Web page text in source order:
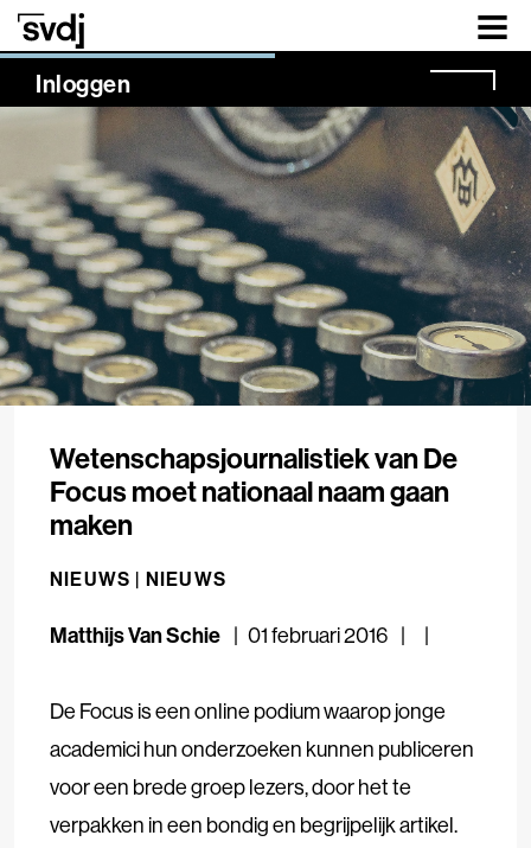
Naar hoofdinhoud
Inloggen
NaN%
Wetenschapsjournalistiek van De
Focus moet nationaal naam gaan
maken
NIEUWS | NIEUWS
Matthijs Van Schie 01 februari 2016
De Focus is een online podium waarop jonge
academici hun onderzoeken kunnen publiceren
voor een brede groep lezers, door het te
verpakken in een bondig en begrijpelijk artikel.